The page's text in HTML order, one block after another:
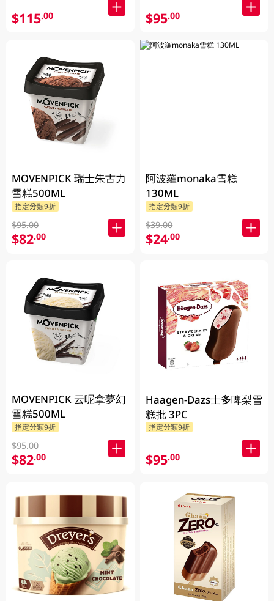
$115.00
MOVENPICK 瑞士朱古力
雪糕500ML
指定分類9折
$95.00
$82.00
MOVENPICK 云呢拿夢幻
雪糕500ML
指定分類9折
$95.00
$82.00
$95.00
阿波羅monaka雪糕
130ML
指定分類9折
$39.00
$24.00
Haagen-Dazs士多啤梨雪
糕批 3PC
指定分類9折
$95.00